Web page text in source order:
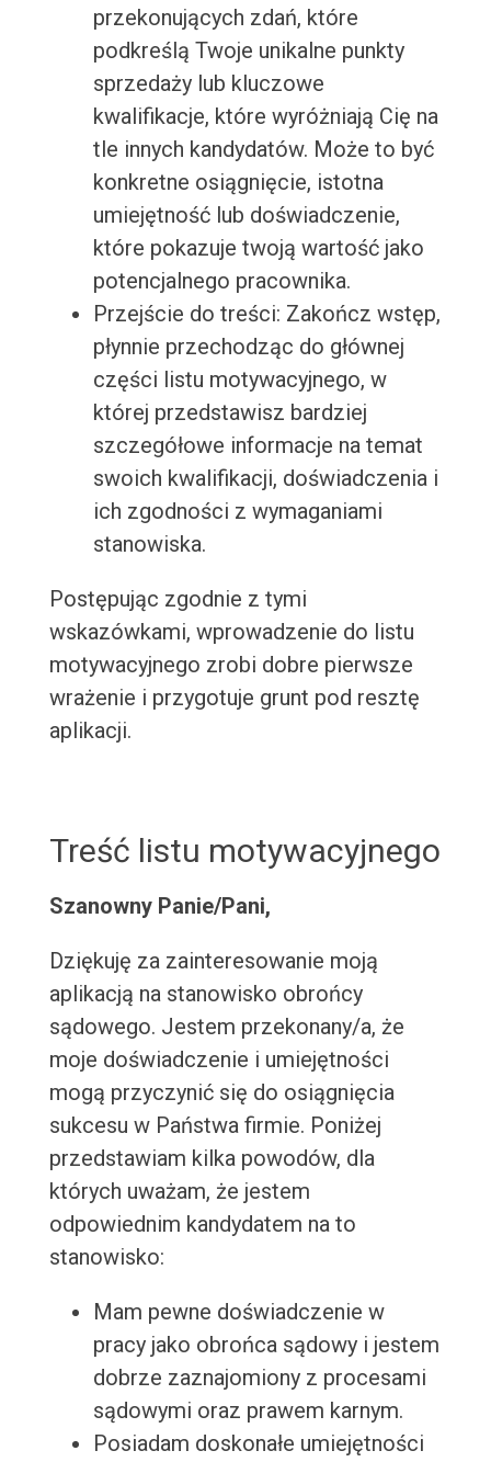
przekonujących zdań, które
podkreślą Twoje unikalne punkty
sprzedaży lub kluczowe
kwalifikacje, które wyróżniają Cię na
tle innych kandydatów. Może to być
konkretne osiągnięcie, istotna
umiejętność lub doświadczenie,
które pokazuje twoją wartość jako
potencjalnego pracownika.
Przejście do treści: Zakończ wstęp,
płynnie przechodząc do głównej
części listu motywacyjnego, w
której przedstawisz bardziej
szczegółowe informacje na temat
swoich kwalifikacji, doświadczenia i
ich zgodności z wymaganiami
stanowiska.
Postępując zgodnie z tymi
wskazówkami, wprowadzenie do listu
motywacyjnego zrobi dobre pierwsze
wrażenie i przygotuje grunt pod resztę
aplikacji.
Treść listu motywacyjnego
Szanowny Panie/Pani,
Dziękuję za zainteresowanie moją
aplikacją na stanowisko obrońcy
sądowego. Jestem przekonany/a, że
moje doświadczenie i umiejętności
mogą przyczynić się do osiągnięcia
sukcesu w Państwa firmie. Poniżej
przedstawiam kilka powodów, dla
których uważam, że jestem
odpowiednim kandydatem na to
stanowisko:
Mam pewne doświadczenie w
pracy jako obrońca sądowy i jestem
dobrze zaznajomiony z procesami
sądowymi oraz prawem karnym.
Posiadam doskonałe umiejętności